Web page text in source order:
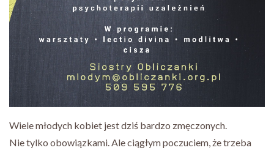
Wiele młodych kobiet jest dziś bardzo zmęczonych.
Nie tylko obowiązkami. Ale ciągłym poczuciem, że trzeba